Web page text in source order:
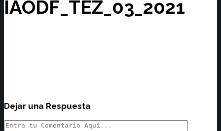
IAODF_TEZ_03_2021
Dejar una Respuesta